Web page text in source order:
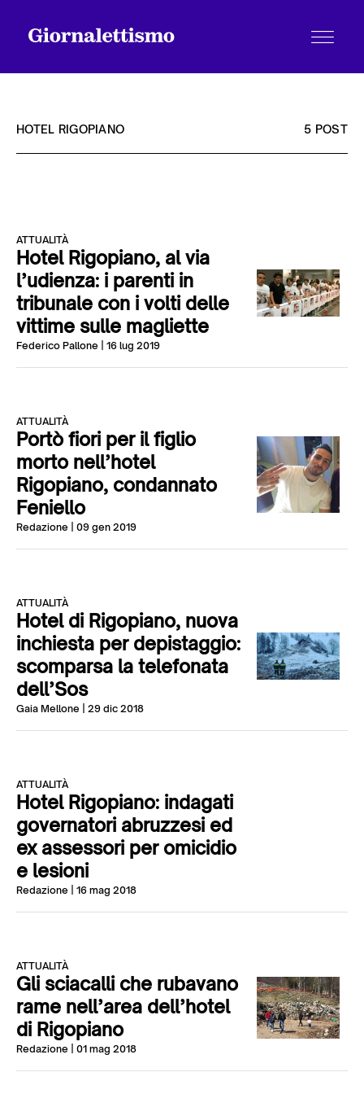
Chi siamo
Contatti
HOTEL RIGOPIANO 5 POST
ATTUALITÀ
Hotel Rigopiano, al via
l’udienza: i parenti in
tribunale con i volti delle
vittime sulle magliette
Federico Pallone | 16 lug 2019
ATTUALITÀ
Portò fiori per il figlio
morto nell’hotel
Rigopiano, condannato
Feniello
Redazione | 09 gen 2019
ATTUALITÀ
Hotel di Rigopiano, nuova
inchiesta per depistaggio:
scomparsa la telefonata
dell’Sos
Gaia Mellone | 29 dic 2018
ATTUALITÀ
Hotel Rigopiano: indagati
governatori abruzzesi ed
ex assessori per omicidio
e lesioni
Redazione | 16 mag 2018
ATTUALITÀ
Gli sciacalli che rubavano
rame nell’area dell’hotel
di Rigopiano
Redazione | 01 mag 2018